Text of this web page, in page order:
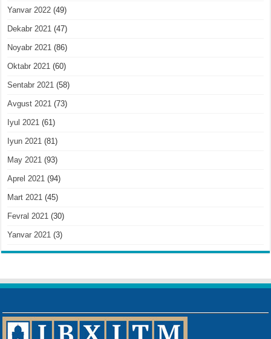
Yanvar 2022 (49)
Dekabr 2021 (47)
Noyabr 2021 (86)
Oktabr 2021 (60)
Sentabr 2021 (58)
Avgust 2021 (73)
Iyul 2021 (61)
Iyun 2021 (81)
May 2021 (93)
Aprel 2021 (94)
Mart 2021 (45)
Fevral 2021 (30)
Yanvar 2021 (3)